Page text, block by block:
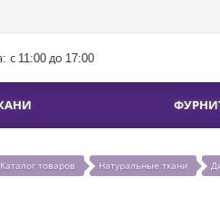
с 11:00 до 17:00
Каталог товаров Натуральные ткани